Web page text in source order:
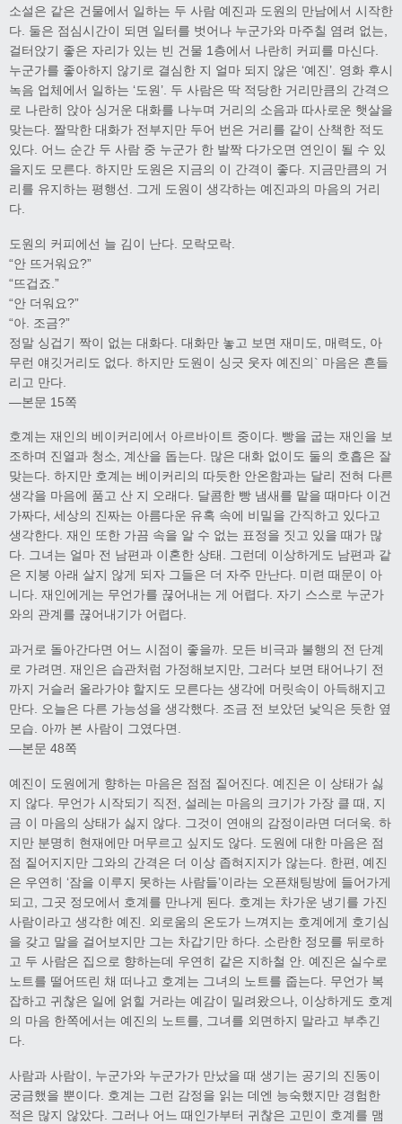
소설은 같은 건물에서 일하는 두 사람 예진과 도원의 만남에서 시작한
다. 둘은 점심시간이 되면 일터를 벗어나 누군가와 마주칠 염려 없는,
걸터앉기 좋은 자리가 있는 빈 건물 1층에서 나란히 커피를 마신다.
누군가를 좋아하지 않기로 결심한 지 얼마 되지 않은 ‘예진’. 영화 후시
녹음 업체에서 일하는 ‘도원’. 두 사람은 딱 적당한 거리만큼의 간격으
로 나란히 앉아 싱거운 대화를 나누며 거리의 소음과 따사로운 햇살을
맞는다. 짤막한 대화가 전부지만 두어 번은 거리를 같이 산책한 적도
있다. 어느 순간 두 사람 중 누군가 한 발짝 다가오면 연인이 될 수 있
을지도 모른다. 하지만 도원은 지금의 이 간격이 좋다. 지금만큼의 거
리를 유지하는 평행선. 그게 도원이 생각하는 예진과의 마음의 거리
다.
도원의 커피에선 늘 김이 난다. 모락모락.
“안 뜨거워요?”
“뜨겁죠.”
“안 더워요?”
“아. 조금?”
정말 싱겁기 짝이 없는 대화다. 대화만 놓고 보면 재미도, 매력도, 아
무런 얘깃거리도 없다. 하지만 도원이 싱긋 웃자 예진의` 마음은 흔들
리고 만다.
―본문 15쪽
호계는 재인의 베이커리에서 아르바이트 중이다. 빵을 굽는 재인을 보
조하며 진열과 청소, 계산을 돕는다. 많은 대화 없이도 둘의 호흡은 잘
맞는다. 하지만 호계는 베이커리의 따듯한 안온함과는 달리 전혀 다른
생각을 마음에 품고 산 지 오래다. 달콤한 빵 냄새를 맡을 때마다 이건
가짜다, 세상의 진짜는 아름다운 유혹 속에 비밀을 간직하고 있다고
생각한다. 재인 또한 가끔 속을 알 수 없는 표정을 짓고 있을 때가 많
다. 그녀는 얼마 전 남편과 이혼한 상태. 그런데 이상하게도 남편과 같
은 지붕 아래 살지 않게 되자 그들은 더 자주 만난다. 미련 때문이 아
니다. 재인에게는 무언가를 끊어내는 게 어렵다. 자기 스스로 누군가
와의 관계를 끊어내기가 어렵다.
과거로 돌아간다면 어느 시점이 좋을까. 모든 비극과 불행의 전 단계
로 가려면. 재인은 습관처럼 가정해보지만, 그러다 보면 태어나기 전
까지 거슬러 올라가야 할지도 모른다는 생각에 머릿속이 아득해지고
만다. 오늘은 다른 가능성을 생각했다. 조금 전 보았던 낯익은 듯한 옆
모습. 아까 본 사람이 그였다면.
―본문 48쪽
예진이 도원에게 향하는 마음은 점점 짙어진다. 예진은 이 상태가 싫
지 않다. 무언가 시작되기 직전, 설레는 마음의 크기가 가장 클 때, 지
금 이 마음의 상태가 싫지 않다. 그것이 연애의 감정이라면 더더욱. 하
지만 분명히 현재에만 머무르고 싶지도 않다. 도원에 대한 마음은 점
점 짙어지지만 그와의 간격은 더 이상 좁혀지지가 않는다. 한편, 예진
은 우연히 ‘잠을 이루지 못하는 사람들’이라는 오픈채팅방에 들어가게
되고, 그곳 정모에서 호계를 만나게 된다. 호계는 차가운 냉기를 가진
사람이라고 생각한 예진. 외로움의 온도가 느껴지는 호계에게 호기심
을 갖고 말을 걸어보지만 그는 차갑기만 하다. 소란한 정모를 뒤로하
고 두 사람은 집으로 향하는데 우연히 같은 지하철 안. 예진은 실수로
노트를 떨어뜨린 채 떠나고 호계는 그녀의 노트를 줍는다. 무언가 복
잡하고 귀찮은 일에 얽힐 거라는 예감이 밀려왔으나, 이상하게도 호계
의 마음 한쪽에서는 예진의 노트를, 그녀를 외면하지 말라고 부추긴
다.
사람과 사람이, 누군가와 누군가가 만났을 때 생기는 공기의 진동이
궁금했을 뿐이다. 호계는 그런 감정을 읽는 데엔 능숙했지만 경험한
적은 많지 않았다. 그러나 어느 때인가부터 귀찮은 고민이 호계를 맴